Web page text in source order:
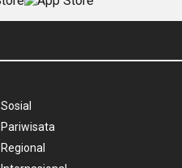
Sosial
Pariwisata
Regional